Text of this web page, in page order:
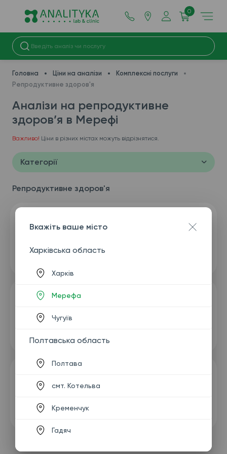
0
Головна Ціни на аналізи
Комплексні послуги
Репродуктивне здоров'я
Аналізи на репродуктивне
здоров’я в Мерефі
Важливо! Ціни в різних містах можуть відрізнятися.
Категорії
Репродуктивне здоров'я
Вкажіть ваше місто
Харківська область
Харків
Мерефа
Чугуїв
Полтавська область
Полтава
смт. Котельва
Кременчук
Гадяч